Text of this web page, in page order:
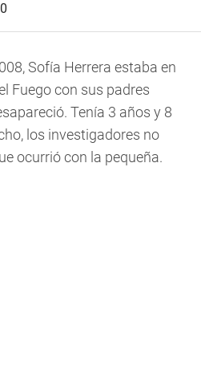
Sofía Herrera estaba en
Fuego con sus padres
Tenía 3 años y 8
los investigadores no
ocurrió con la pequeña.